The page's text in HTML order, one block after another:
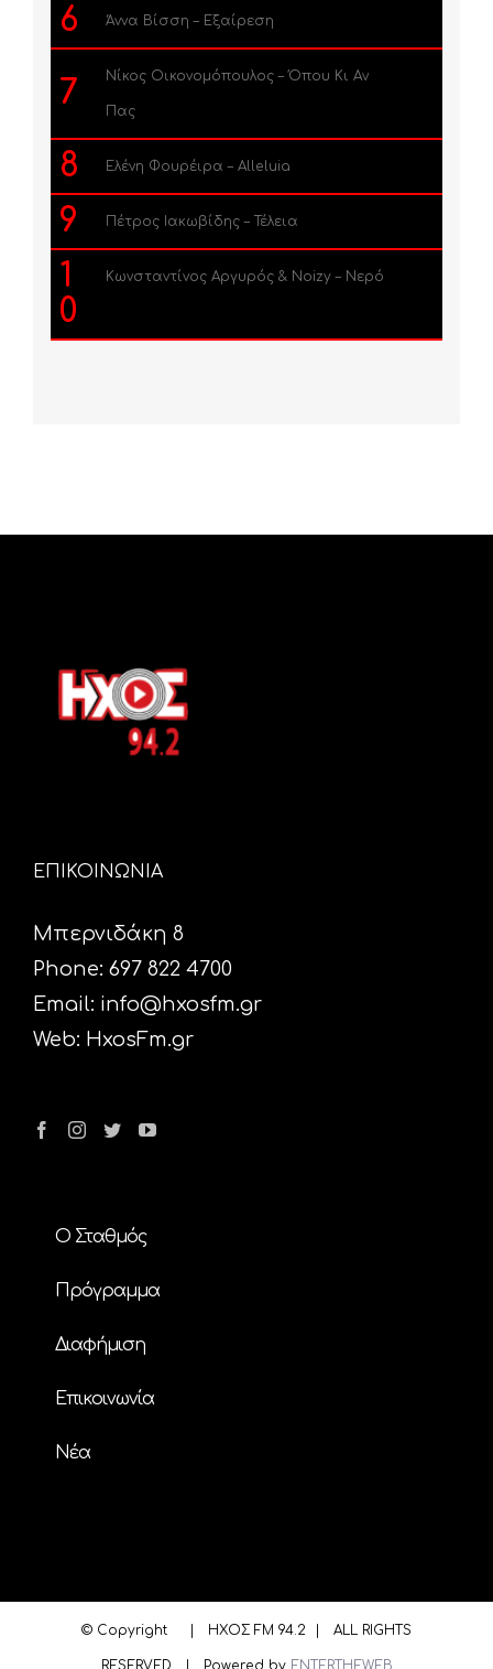
6 Άννα Βίσση – Εξαίρεση
7 Νίκος Οικονομόπουλος – Όπου Κι Αν
Πας
8 Ελένη Φουρέιρα – Alleluia
9 Πέτρος Ιακωβίδης – Τέλεια
1
0
Κωνσταντίνος Αργυρός & Noizy – Νερό
ΕΠΙΚΟΙΝΩΝΙΑ
Μπερνιδάκη 8
Phone: 697 822 4700
Email: info@hxosfm.gr
Web: HxosFm.gr
Ο Σταθμός
Πρόγραμμα
Διαφήμιση
Επικοινωνία
Nέα
© Copyright | ΗΧΟΣ FM 94.2 | ALL RIGHTS
RESERVED | Powered by ENTERTHEWEB